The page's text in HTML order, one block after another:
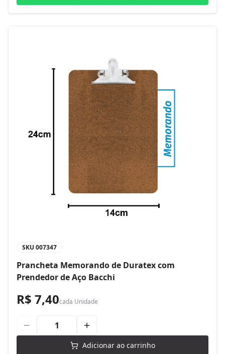
SKU 007347
Prancheta Memorando de Duratex com
Prendedor de Aço Bacchi
R$ 7,40cada Unidade
Adicionar ao carrinho